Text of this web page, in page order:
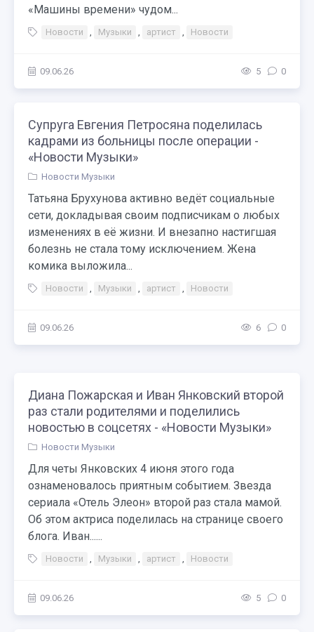
«Машины времени» чудом...
Новости , Музыки , артист , Новости
09.06.26 5 0
Супруга Евгения Петросяна поделилась
кадрами из больницы после операции -
«Новости Музыки»
Новости Музыки
Татьяна Брухунова активно ведёт социальные
сети, докладывая своим подписчикам о любых
изменениях в её жизни. И внезапно настигшая
болезнь не стала тому исключением. Жена
комика выложила...
Новости , Музыки , артист , Новости
09.06.26 6 0
Диана Пожарская и Иван Янковский второй
раз стали родителями и поделились
новостью в соцсетях - «Новости Музыки»
Новости Музыки
Для четы Янковских 4 июня этого года
ознаменовалось приятным событием. Звезда
сериала «Отель Элеон» второй раз стала мамой.
Об этом актриса поделилась на странице своего
блога. Иван......
Новости , Музыки , артист , Новости
09.06.26 5 0